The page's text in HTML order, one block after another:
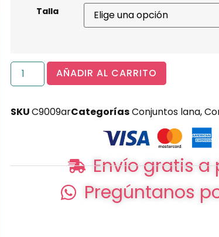
Talla
AÑADIR AL CARRITO
SKUC9009arCategoríasConjuntos lana,
Envío gratis a
Pregúntanos